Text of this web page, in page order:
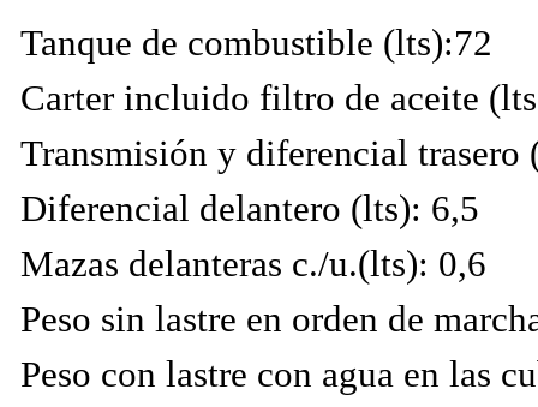
Tanque de combustible (lts):72
Carter incluido filtro de aceite
Transmisión y diferencial trasero
Diferencial delantero (lts): 6,5
Mazas delanteras c./u.(lts): 0,6
Peso sin lastre en orden de
Peso con lastre con agua en las